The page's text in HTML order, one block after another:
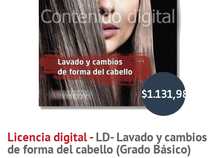
$1.131,98
Licencia digital -LD- Lavado y cambios
de forma del cabello (Grado Básico)